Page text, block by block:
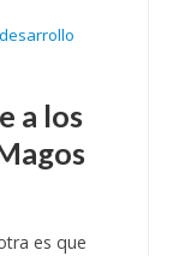
a los
es que